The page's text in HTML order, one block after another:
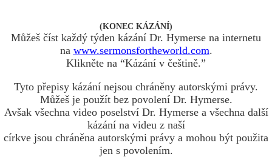
(KONEC KÁZÁNÍ)
Můžeš číst každý týden kázání Dr. Hymerse na internetu
na www.sermonsfortheworld.com.
Klikněte na “Kázání v češtině.”
Tyto přepisy kázání nejsou chráněny autorskými právy.
Můžeš je použít bez povolení Dr. Hymerse.
Avšak všechna video poselství Dr. Hymerse a všechna další
kázání na videu z naší
církve jsou chráněna autorskými právy a mohou být použita
jen s povolením.